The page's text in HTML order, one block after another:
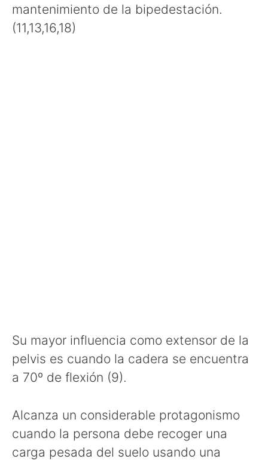
mantenimiento de la bipedestación.
(11,13,16,18)
Su mayor influencia como extensor de la
pelvis es cuando la cadera se encuentra
a 70º de flexión (9).
Alcanza un considerable protagonismo
cuando la persona debe recoger una
carga pesada del suelo usando una